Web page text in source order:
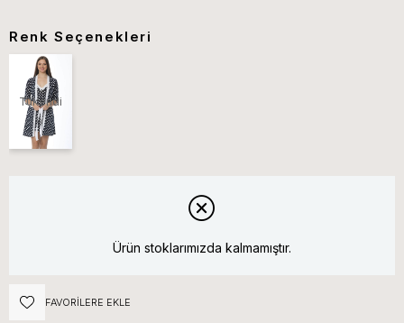
Renk Seçenekleri
Tükendi
Ürün stoklarımızda kalmamıştır.
FAVORILERE EKLE